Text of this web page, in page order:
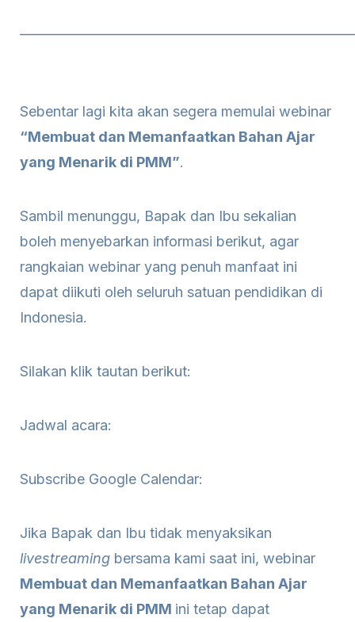
Sebentar lagi kita akan segera memulai webinar
“Membuat dan Memanfaatkan Bahan Ajar
yang Menarik di PMM”.
Sambil menunggu, Bapak dan Ibu sekalian
boleh menyebarkan informasi berikut, agar
rangkaian webinar yang penuh manfaat ini
dapat diikuti oleh seluruh satuan pendidikan di
Indonesia.
Silakan klik tautan berikut:
Jadwal acara:
Subscribe Google Calendar:
Jika Bapak dan Ibu tidak menyaksikan
livestreaming bersama kami saat ini, webinar
Membuat dan Memanfaatkan Bahan Ajar
yang Menarik di PMM ini tetap dapat